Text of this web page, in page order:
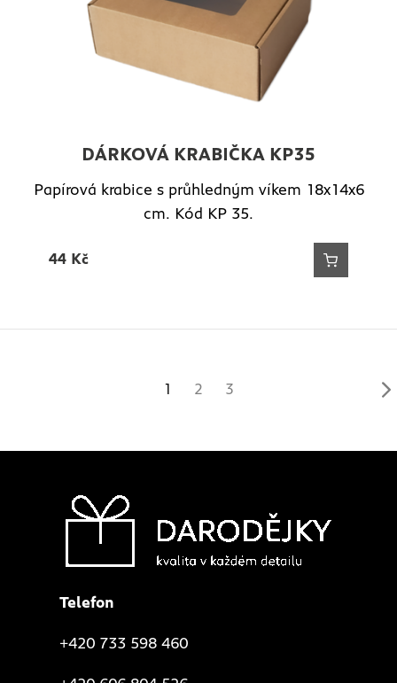
DÁRKOVÁ KRABIČKA KP35
Papírová krabice s průhledným víkem 18x14x6
cm. Kód KP 35.
44Kč
1 2 3
Telefon
+420 733 598 460